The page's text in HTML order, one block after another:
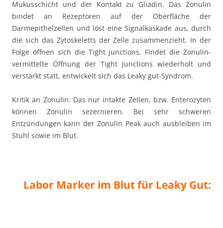
Mukusschicht und der Kontakt zu Gliadin. Das Zonulin
bindet an Rezeptoren auf der Oberfläche der
Darmepithelzellen und löst eine Signalkaskade aus, durch
die sich das Zytoskeletts der Zelle zusammenzieht. In der
Folge öffnen sich die Tight junctions. Findet die Zonulin-
vermittelte Öffnung der Tight junctions wiederholt und
verstärkt statt, entwickelt sich das Leaky gut-Syndrom.
Kritik an Zonulin: Das nur intakte Zellen, bzw. Enterozyten
können Zonulin sezernieren. Bei sehr schweren
Entzündungen kann der Zonulin Peak auch ausbleiben im
Stuhl sowie im Blut.
Labor Marker im Blut für Leaky Gut: